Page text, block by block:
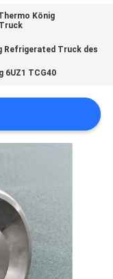
König
Refrigerated Truck des
6UZ1 TCG40